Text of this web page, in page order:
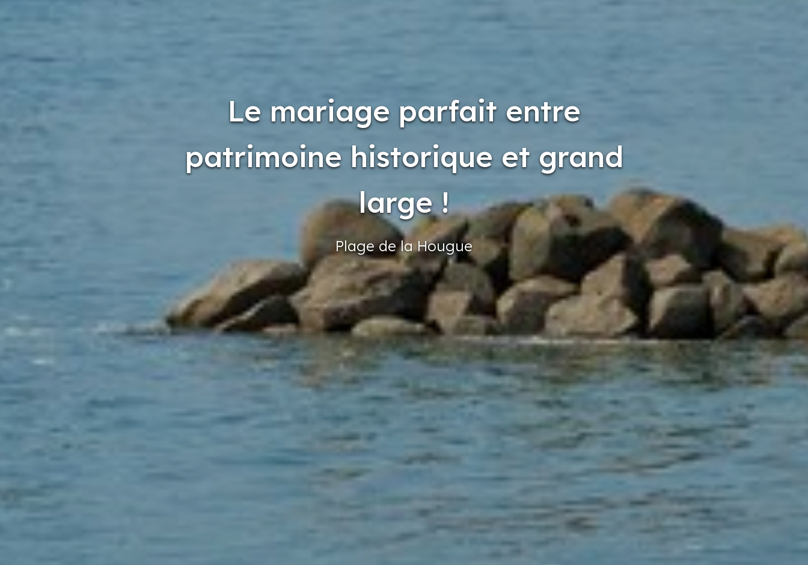
Le mariage parfait entre
patrimoine historique et grand
large !
Plage de la Hougue